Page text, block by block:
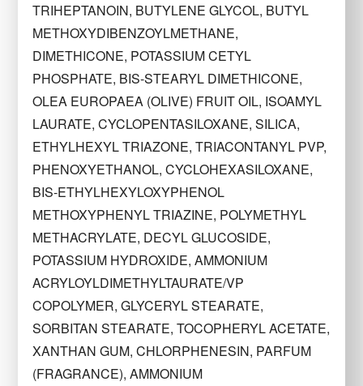
TRIHEPTANOIN, BUTYLENE GLYCOL, BUTYL
METHOXYDIBENZOYLMETHANE,
DIMETHICONE, POTASSIUM CETYL
PHOSPHATE, BIS-STEARYL DIMETHICONE,
OLEA EUROPAEA (OLIVE) FRUIT OIL, ISOAMYL
LAURATE, CYCLOPENTASILOXANE, SILICA,
ETHYLHEXYL TRIAZONE, TRIACONTANYL PVP,
PHENOXYETHANOL, CYCLOHEXASILOXANE,
BIS-ETHYLHEXYLOXYPHENOL
METHOXYPHENYL TRIAZINE, POLYMETHYL
METHACRYLATE, DECYL GLUCOSIDE,
POTASSIUM HYDROXIDE, AMMONIUM
ACRYLOYLDIMETHYLTAURATE/VP
COPOLYMER, GLYCERYL STEARATE,
SORBITAN STEARATE, TOCOPHERYL ACETATE,
XANTHAN GUM, CHLORPHENESIN, PARFUM
(FRAGRANCE), AMMONIUM